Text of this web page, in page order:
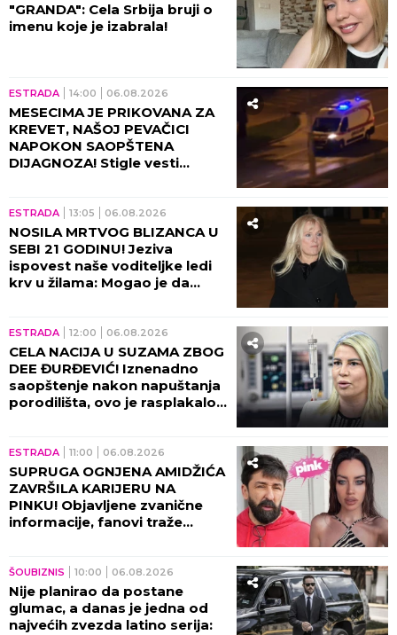
"GRANDA": Cela Srbija bruji o
imenu koje je izabrala!
ESTRADA 14:00 06.08.2026
MESECIMA JE PRIKOVANA ZA
KREVET, NAŠOJ PEVAČICI
NAPOKON SAOPŠTENA
DIJAGNOZA! Stigle vesti
ESTRADA 13:05 06.08.2026
NOSILA MRTVOG BLIZANCA U
SEBI 21 GODINU! Jeziva
ispovest naše voditeljke ledi
krv u žilama: Mogao je da
ESTRADA 12:00 06.08.2026
CELA NACIJA U SUZAMA ZBOG
DEE ĐURĐEVIĆ! Iznenadno
saopštenje nakon napuštanja
porodilišta, ovo je rasplakalo
ESTRADA 11:00 06.08.2026
SUPRUGA OGNJENA AMIDŽIĆA
ZAVRŠILA KARIJERU NA
PINKU! Objavljene zvanične
informacije, fanovi traže
ŠOUBIZNIS 10:00 06.08.2026
Nije planirao da postane
glumac, a danas je jedna od
najvećih zvezda latino serija: